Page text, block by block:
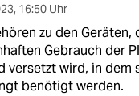
, 16:50 Uhr
zu den Geräten,
Gebrauch der
versetzt wird, in dem
benötigt werden.